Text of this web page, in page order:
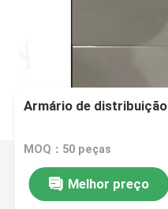
Armário de
MOQ：50 peças
Melhor preço